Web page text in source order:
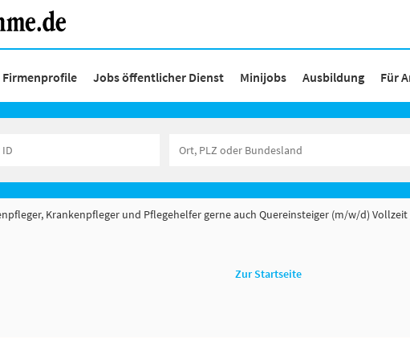
Firmenprofile Jobs öffentlicher Dienst Minijobs Ausbildung Für
Krankenpfleger und Pflegehelfer gerne auch Quereinsteiger (m/w/d)
Zur Startseite